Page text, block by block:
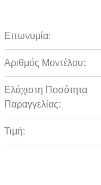
Επωνυμία:
Αριθμός Μοντέλου:
Ελάχιστη Ποσότητα
Παραγγελίας:
Τιμή: